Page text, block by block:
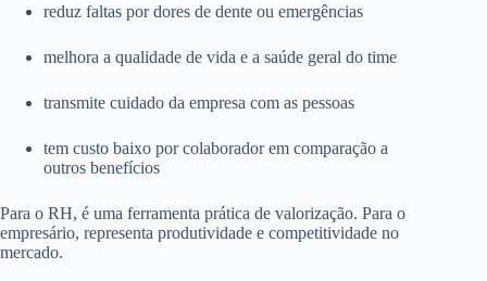
reduz faltas por dores de dente ou emergências
melhora a qualidade de vida e a saúde geral do time
transmite cuidado da empresa com as pessoas
tem custo baixo por colaborador em comparação a
outros benefícios
Para o RH, é uma ferramenta prática de valorização. Para o
empresário, representa produtividade e competitividade no
mercado.